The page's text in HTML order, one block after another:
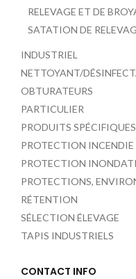
RELEVAGE ET DE
SATATION DE
INDUSTRIEL
NETTOYANT/
OBTURATEURS
PARTICULIER
PRODUITS SPÉCIFIQUES
PROTECTION INCENDIE
PROTECTION
PROTECTIONS,
RÉTENTION
SÉLECTION ÉLEVAGE
TAPIS INDUSTRIELS
CONTACT INFO